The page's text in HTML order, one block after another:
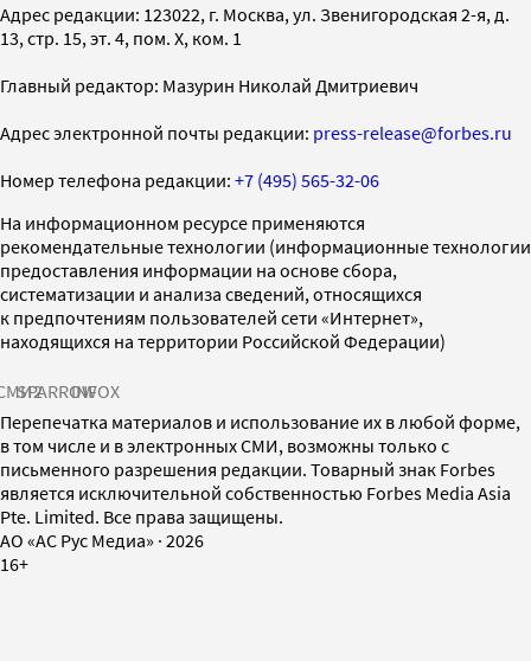
Адрес редакции: 123022, г. Москва, ул. Звенигородская 2-я, д.
13, стр. 15, эт. 4, пом. X, ком. 1
Главный редактор: Мазурин Николай Дмитриевич
Адрес электронной почты редакции: press-release@forbes.ru
Номер телефона редакции: +7 (495) 565-32-06
На информационном ресурсе применяются
рекомендательные технологии (информационные технологии
предоставления информации на основе сбора,
систематизации и анализа сведений, относящихся
к предпочтениям пользователей сети «Интернет»,
находящихся на территории Российской Федерации)
SPARROWINFOX
Перепечатка материалов и использование их в любой форме,
в том числе и в электронных СМИ, возможны только с
письменного разрешения редакции. Товарный знак Forbes
является исключительной собственностью Forbes Media Asia
Pte. Limited. Все права защищены.
AO «АС Рус Медиа» · 2026
16+